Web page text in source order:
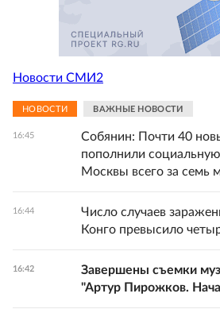
Новости СМИ2
НОВОСТИ ВАЖНЫЕ НОВОСТИ
16:45
Собянин: Почти 40
пополнили
Москвы всего за семь
16:44
Число случаев
Конго превысило
16:42
Завершены съемки
"Артур Пирожков.